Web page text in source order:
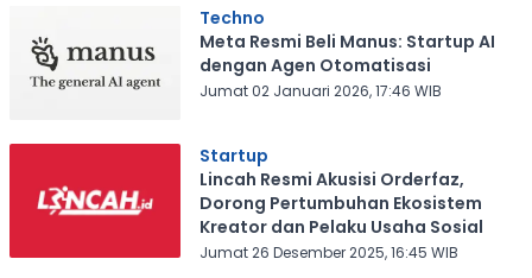
Techno
Meta Resmi Beli Manus: Startup AI
dengan Agen Otomatisasi
Jumat 02 Januari 2026, 17:46 WIB
Startup
Lincah Resmi Akusisi Orderfaz,
Dorong Pertumbuhan Ekosistem
Kreator dan Pelaku Usaha Sosial
Jumat 26 Desember 2025, 16:45 WIB